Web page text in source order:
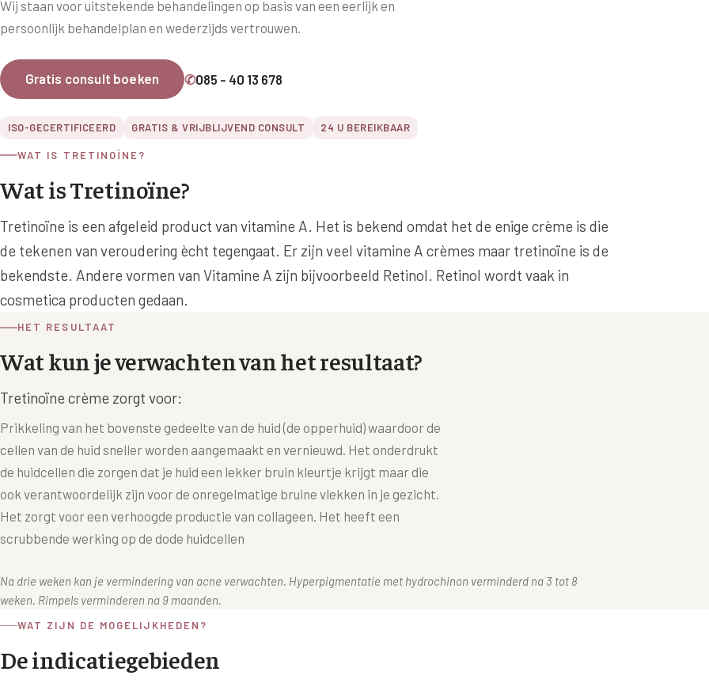
Ingevallen slapen
Juvéderm Volbella
Restylane
Saypha Volume Plus
Sculptra (collageen
aanmaak)
Wij staan voor uitstekende behandelingen op basis van een eerlijk en
persoonlijk behandelplan en wederzijds vertrouwen.
Gratis consult boeken ✆085 - 40 13 678
ISO-GECERTIFICEERD GRATIS & VRIJBLIJVEND CONSULT 24 U BEREIKBAAR
WAT IS TRETINOÏNE?
Wat is Tretinoïne?
Tretinoïne is een afgeleid product van vitamine A. Het is bekend omdat het de enige crème is die
de tekenen van veroudering ècht tegengaat. Er zijn veel vitamine A crèmes maar tretinoïne is de
bekendste. Andere vormen van Vitamine A zijn bijvoorbeeld Retinol. Retinol wordt vaak in
cosmetica producten gedaan.
HET RESULTAAT
Wat kun je verwachten van het resultaat?
Tretinoïne crème zorgt voor:
Prikkeling van het bovenste gedeelte van de huid (de opperhuid) waardoor de
cellen van de huid sneller worden aangemaakt en vernieuwd. Het onderdrukt
de huidcellen die zorgen dat je huid een lekker bruin kleurtje krijgt maar die
ook verantwoordelijk zijn voor de onregelmatige bruine vlekken in je gezicht.
Het zorgt voor een verhoogde productie van collageen. Het heeft een
scrubbende werking op de dode huidcellen
Na drie weken kan je vermindering van acne verwachten. Hyperpigmentatie met hydrochinon verminderd na 3 tot 8
weken. Rimpels verminderen na 9 maanden.
WAT ZIJN DE MOGELIJKHEDEN?
De indicatiegebieden